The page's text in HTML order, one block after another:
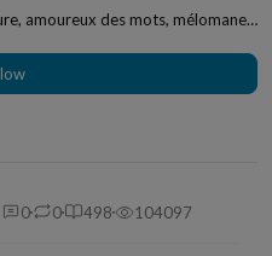
amoureux des mots, mélomane
0 0 498 104097